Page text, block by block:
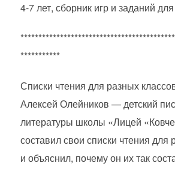
4-7 лет, сборник игр и заданий
***********
Списки чтения для разных
Алексей Олейников — детский
литературы школы «Лицей
составил свои списки чтения для
и объяснил, почему он их так